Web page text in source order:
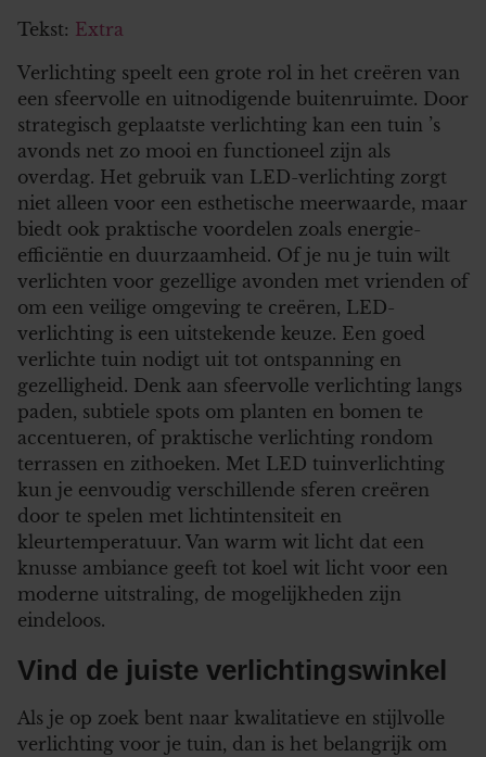
Tekst: Extra
Verlichting speelt een grote rol in het creëren van
een sfeervolle en uitnodigende buitenruimte. Door
strategisch geplaatste verlichting kan een tuin ’s
avonds net zo mooi en functioneel zijn als
overdag. Het gebruik van LED-verlichting zorgt
niet alleen voor een esthetische meerwaarde, maar
biedt ook praktische voordelen zoals energie-
efficiëntie en duurzaamheid. Of je nu je tuin wilt
verlichten voor gezellige avonden met vrienden of
om een veilige omgeving te creëren, LED-
verlichting is een uitstekende keuze. Een goed
verlichte tuin nodigt uit tot ontspanning en
gezelligheid. Denk aan sfeervolle verlichting langs
paden, subtiele spots om planten en bomen te
accentueren, of praktische verlichting rondom
terrassen en zithoeken. Met LED tuinverlichting
kun je eenvoudig verschillende sferen creëren
door te spelen met lichtintensiteit en
kleurtemperatuur. Van warm wit licht dat een
knusse ambiance geeft tot koel wit licht voor een
moderne uitstraling, de mogelijkheden zijn
eindeloos.
Vind de juiste verlichtingswinkel
Als je op zoek bent naar kwalitatieve en stijlvolle
verlichting voor je tuin, dan is het belangrijk om